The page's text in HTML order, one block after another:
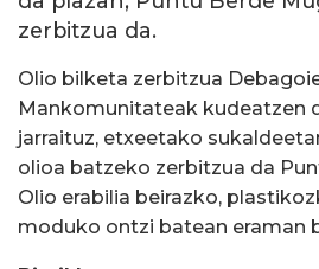
zerbitzua da.
Olio bilketa zerbitzua
Mankomunitateak kudeatzen
jarraituz, etxeetako
olioa batzeko zerbitzua da
Olio erabilia beirazko,
moduko ontzi batean eraman